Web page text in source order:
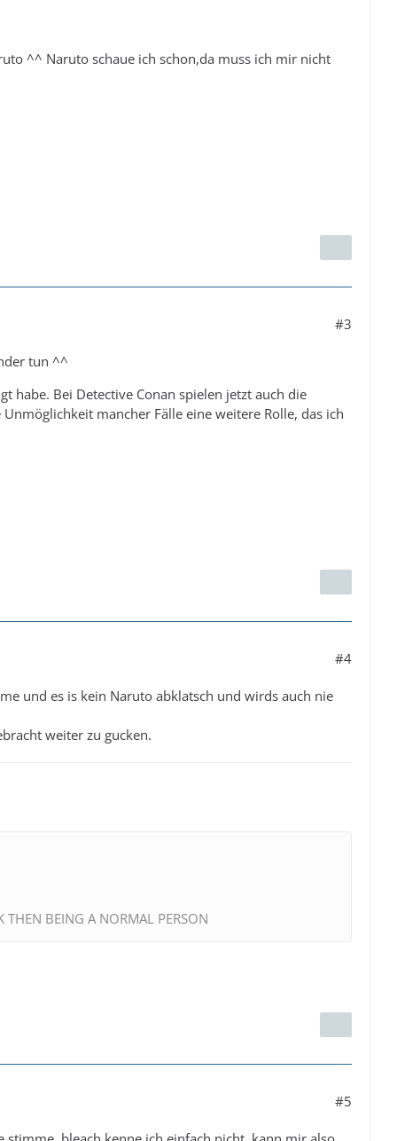
^^ Naruto schaue ich schon,da muss ich mir nicht
#3
tun ^^
habe. Bei Detective Conan spielen jetzt auch die
mancher Fälle eine weitere Rolle, das ich
#4
und es is kein Naruto abklatsch und wirds auch nie
weiter zu gucken.
THEN BEING A NORMAL PERSON
#5